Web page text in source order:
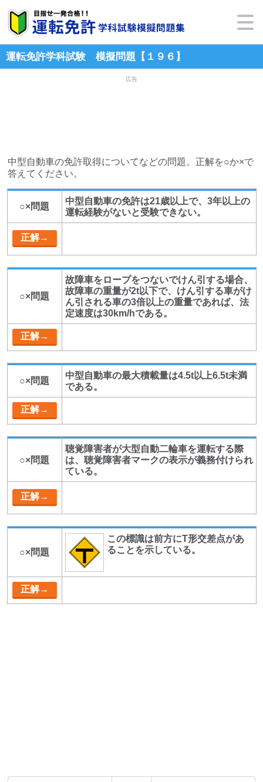
運転免許学科試験 模擬問題【１９６】
広告
中型自動車の免許取得についてなどの問題。正解を○か×で
答えてください。
○×問題
中型自動車の免許は21歳以上で、3年以上の
運転経験がないと受験できない。
○×問題
故障車をロープをつないでけん引する場合、
故障車の重量が2t以下で、けん引する車がけ
ん引される車の3倍以上の重量であれば、法
定速度は30km/hである。
○×問題
中型自動車の最大積載量は4.5t以上6.5t未満
である。
○×問題
聴覚障害者が大型自動二輪車を運転する際
は、聴覚障害者マークの表示が義務付けられ
ている。
○×問題
この標識は前方にT形交差点があ
ることを示している。